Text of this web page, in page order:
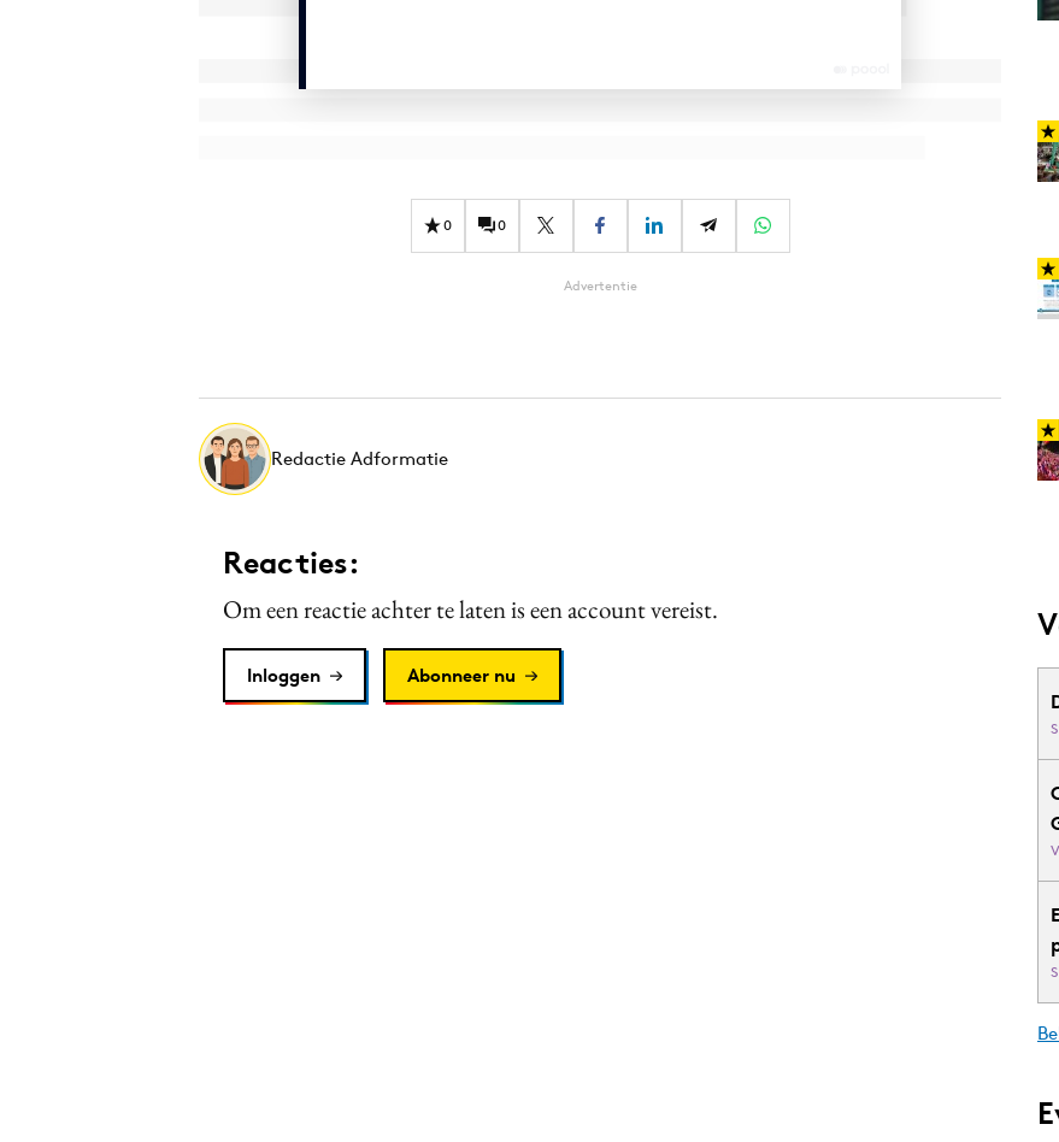
0 0
Advertentie
Redactie Adformatie
Reacties:
Om een reactie achter te laten is een account vereist.
Inloggen Abonneer nu